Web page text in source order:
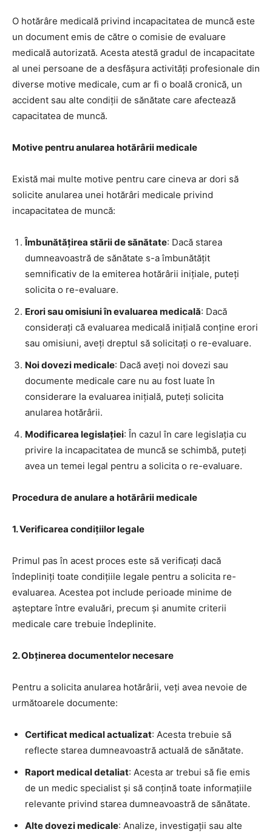
O hotărâre medicală privind incapacitatea de muncă este
un document emis de către o comisie de evaluare
medicală autorizată. Acesta atestă gradul de incapacitate
al unei persoane de a desfășura activități profesionale din
diverse motive medicale, cum ar fi o boală cronică, un
accident sau alte condiții de sănătate care afectează
capacitatea de muncă.
Motive pentru anularea hotărârii medicale
Există mai multe motive pentru care cineva ar dori să
solicite anularea unei hotărâri medicale privind
incapacitatea de muncă:
Îmbunătățirea stării de sănătate: Dacă starea
dumneavoastră de sănătate s-a îmbunătățit
semnificativ de la emiterea hotărârii inițiale, puteți
solicita o re-evaluare.
Erori sau omisiuni în evaluarea medicală: Dacă
considerați că evaluarea medicală inițială conține erori
sau omisiuni, aveți dreptul să solicitați o re-evaluare.
Noi dovezi medicale: Dacă aveți noi dovezi sau
documente medicale care nu au fost luate în
considerare la evaluarea inițială, puteți solicita
anularea hotărârii.
Modificarea legislației: În cazul în care legislația cu
privire la incapacitatea de muncă se schimbă, puteți
avea un temei legal pentru a solicita o re-evaluare.
Procedura de anulare a hotărârii medicale
1. Verificarea condițiilor legale
Primul pas în acest proces este să verificați dacă
îndepliniți toate condițiile legale pentru a solicita re-
evaluarea. Acestea pot include perioade minime de
așteptare între evaluări, precum și anumite criterii
medicale care trebuie îndeplinite.
2. Obținerea documentelor necesare
Pentru a solicita anularea hotărârii, veți avea nevoie de
următoarele documente:
Certificat medical actualizat: Acesta trebuie să
reflecte starea dumneavoastră actuală de sănătate.
Raport medical detaliat: Acesta ar trebui să fie emis
de un medic specialist și să conțină toate informațiile
relevante privind starea dumneavoastră de sănătate.
Alte dovezi medicale: Analize, investigații sau alte